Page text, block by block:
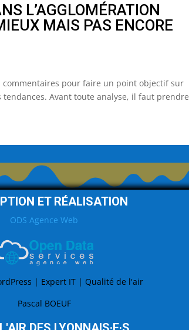
L’AGGLOMÉRATION
MAIS PAS ENCORE
commentaires pour faire un point objectif sur
Avant toute analyse, il faut prendre
ET RÉALISATION
ODS Agence Web
| Expert IT | Qualité de l'air
Pascal BOEUF